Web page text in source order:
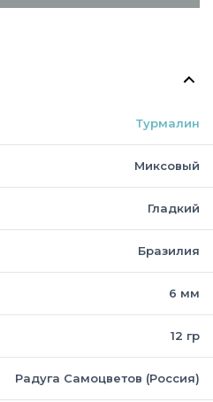
Турмалин
Миксовый
Гладкий
Бразилия
6 мм
12 гр
Радуга Самоцветов (Россия)